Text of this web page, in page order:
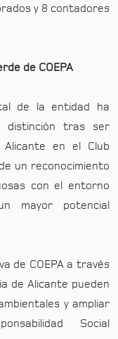
y 8 contadores
de COEPA
de la entidad ha
distinción tras ser
en el Club
un reconocimiento
con el entorno
mayor potencial
de COEPA a través
de Alicante pueden
y ampliar
Social